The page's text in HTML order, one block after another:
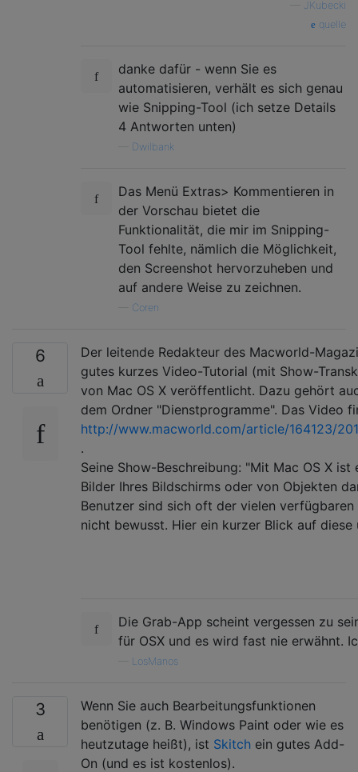
JKubecki
quelle
danke dafür - wenn Sie es
automatisieren, verhält es sich genau
wie Snipping-Tool (ich setze Details
4 Antworten unten)
Dwilbank
Das Menü Extras> Kommentieren in
der Vorschau bietet die
Funktionalität, die mir im Snipping-
Tool fehlte, nämlich die Möglichkeit,
den Screenshot hervorzuheben und
auf andere Weise zu zeichnen.
Coren
6
Der leitende Redakteur des Macworld-
gutes kurzes Video-Tutorial (mit Show-
von Mac OS X veröffentlicht. Dazu gehört
dem Ordner "Dienstprogramme". Das Video
http://www.macworld.com/article/164123/
.
Seine Show-Beschreibung: "Mit Mac OS X
Bilder Ihres Bildschirms oder von Objekten
Benutzer sind sich oft der vielen
nicht bewusst. Hier ein kurzer Blick auf diese
Die Grab-App scheint vergessen zu
für OSX und es wird fast nie erwähnt.
LosManos
3
Wenn Sie auch Bearbeitungsfunktionen
benötigen (z. B. Windows Paint oder wie es
heutzutage heißt), ist Skitch ein gutes Add-
On (und es ist kostenlos).